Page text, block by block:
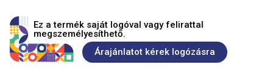
Ez a termék saját logóval vagy felirattal
megszemélyesíthető.
Árajánlatot kérek logózásra